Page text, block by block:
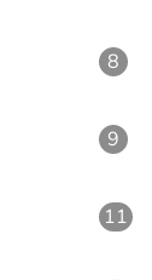
8
9
11